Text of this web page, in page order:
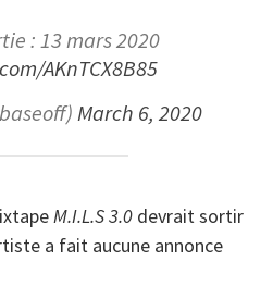
: 13 mars 2020
AKnTCX8B85
March 6, 2020
M.I.L.S 3.0 devrait sortir
a fait aucune annonce